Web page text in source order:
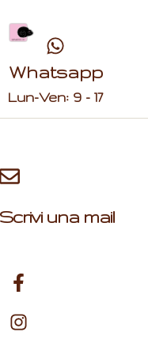
Whatsapp
Lun-Ven: 9 - 17
Scrivi una mail